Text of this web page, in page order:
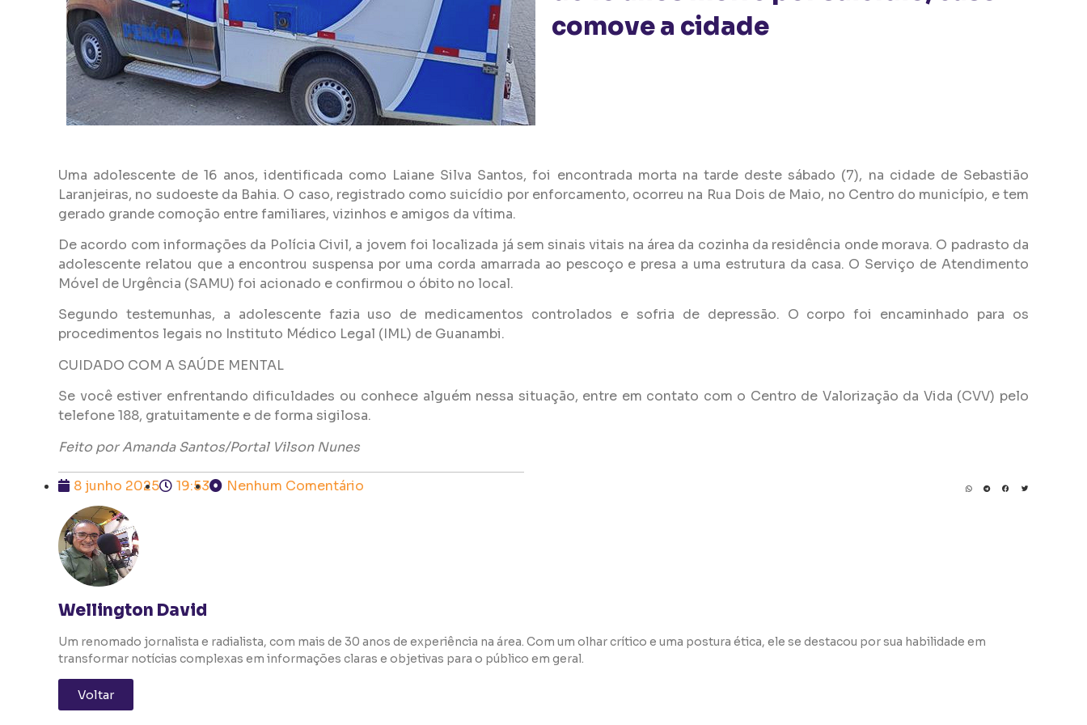
comove a cidade
Uma adolescente de 16 anos, identificada como Laiane Silva Santos, foi encontrada morta na tarde deste sábado (7), na cidade de Sebastião
Laranjeiras, no sudoeste da Bahia. O caso, registrado como suicídio por enforcamento, ocorreu na Rua Dois de Maio, no Centro do município, e tem
gerado grande comoção entre familiares, vizinhos e amigos da vítima.
De acordo com informações da Polícia Civil, a jovem foi localizada já sem sinais vitais na área da cozinha da residência onde morava. O padrasto da
adolescente relatou que a encontrou suspensa por uma corda amarrada ao pescoço e presa a uma estrutura da casa. O Serviço de Atendimento
Móvel de Urgência (SAMU) foi acionado e confirmou o óbito no local.
Segundo testemunhas, a adolescente fazia uso de medicamentos controlados e sofria de depressão. O corpo foi encaminhado para os
procedimentos legais no Instituto Médico Legal (IML) de Guanambi.
CUIDADO COM A SAÚDE MENTAL
Se você estiver enfrentando dificuldades ou conhece alguém nessa situação, entre em contato com o Centro de Valorização da Vida (CVV) pelo
telefone 188, gratuitamente e de forma sigilosa.
Feito por Amanda Santos/Portal Vilson Nunes
8 junho 2025 19:53 Nenhum Comentário
Wellington David
Um renomado jornalista e radialista, com mais de 30 anos de experiência na área. Com um olhar crítico e uma postura ética, ele se destacou por sua habilidade em
transformar notícias complexas em informações claras e objetivas para o público em geral.
Voltar